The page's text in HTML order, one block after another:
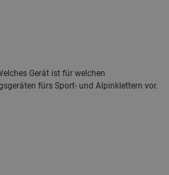
Gerät ist für welchen
fürs Sport- und Alpinklettern vor.